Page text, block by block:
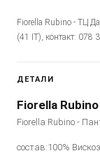
Fiorella Rubino - ТЦ
(41 IT), контакт: 078
ДЕТАЛИ
Fiorella Rubino
Fiorella Rubino -
состав:100%